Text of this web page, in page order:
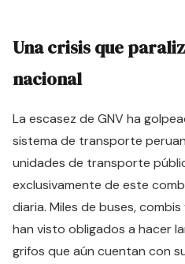
Una crisis que
nacional
La escasez de GNV ha
sistema de transporte
unidades de transporte
exclusivamente de este
diaria. Miles de buses,
han visto obligados a hacer
grifos que aún cuentan con